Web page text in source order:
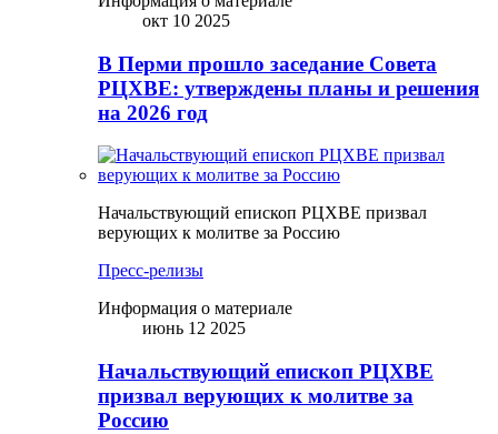
окт 10 2025
В Перми прошло заседание Совета
РЦХВЕ: утверждены планы и решения
на 2026 год
Начальствующий епископ РЦХВЕ призвал
верующих к молитве за Россию
Пресс-релизы
Информация о материале
июнь 12 2025
Начальствующий епископ РЦХВЕ
призвал верующих к молитве за
Россию